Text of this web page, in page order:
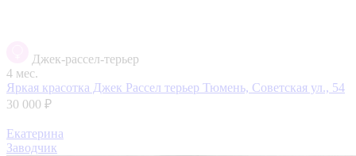
Джек-рассел-терьер
4 мес.
Яркая красотка Джек Рассел терьер Тюмень, Советская ул., 54
30 000 ₽
Екатерина
Заводчик